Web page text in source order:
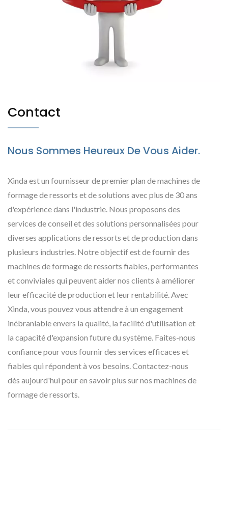
Contact
Nous Sommes Heureux De Vous Aider.
Xinda est un fournisseur de premier plan de machines de
formage de ressorts et de solutions avec plus de 30 ans
d'expérience dans l'industrie. Nous proposons des
services de conseil et des solutions personnalisées pour
diverses applications de ressorts et de production dans
plusieurs industries. Notre objectif est de fournir des
machines de formage de ressorts fiables, performantes
et conviviales qui peuvent aider nos clients à améliorer
leur efficacité de production et leur rentabilité. Avec
Xinda, vous pouvez vous attendre à un engagement
inébranlable envers la qualité, la facilité d'utilisation et
la capacité d'expansion future du système. Faites-nous
confiance pour vous fournir des services efficaces et
fiables qui répondent à vos besoins. Contactez-nous
dès aujourd'hui pour en savoir plus sur nos machines de
formage de ressorts.